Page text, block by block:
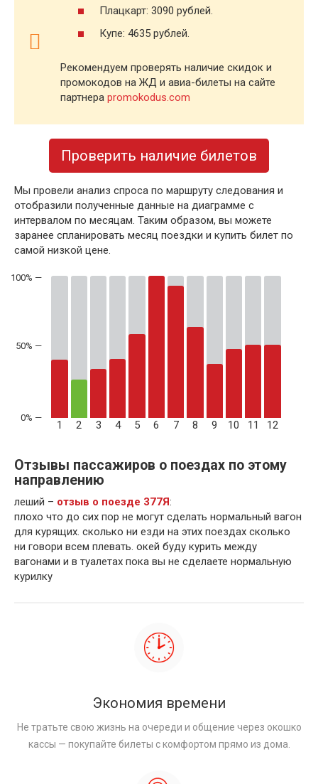
Плацкарт: 3090 рублей.
Купе: 4635 рублей.
Рекомендуем проверять наличие скидок и
промокодов на ЖД и авиа-билеты на сайте
партнера promokodus.com
Проверить наличие билетов
Мы провели анализ спроса по маршруту следования и
отобразили полученные данные на диаграмме с
интервалом по месяцам. Таким образом, вы можете
заранее спланировать месяц поездки и купить билет по
самой низкой цене.
50% —
1 2 3 4 5 6 7 8 9 10 11 12
Отзывы пассажиров о поездах по этому
направлению
леший – отзыв о поезде 377Я:
плохо что до сих пор не могут сделать нормальный вагон
для курящих. сколько ни езди на этих поездах сколько
ни говори всем плевать. окей буду курить между
вагонами и в туалетах пока вы не сделаете нормальную
курилку
Экономия времени
Не тратьте свою жизнь на очереди и общение через окошко
кассы — покупайте билеты с комфортом прямо из дома.